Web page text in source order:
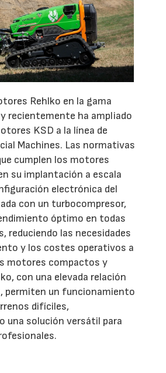
Rehlko en la gama
recientemente ha ampliado
KSD a la línea de
Machines. Las normativas
cumplen los motores
su implantación a escala
electrónica del
con un turbocompresor,
óptimo en todas
reduciendo las necesidades
y los costes operativos a
motores compactos y
con una elevada relación
permiten un funcionamiento
difíciles,
una solución versátil para